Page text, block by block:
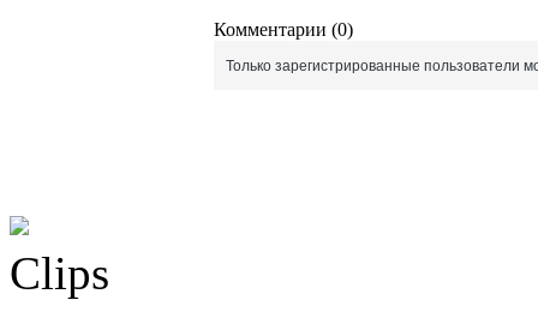
Комментарии (0)
Только зарегистрированные пользователи
Clips